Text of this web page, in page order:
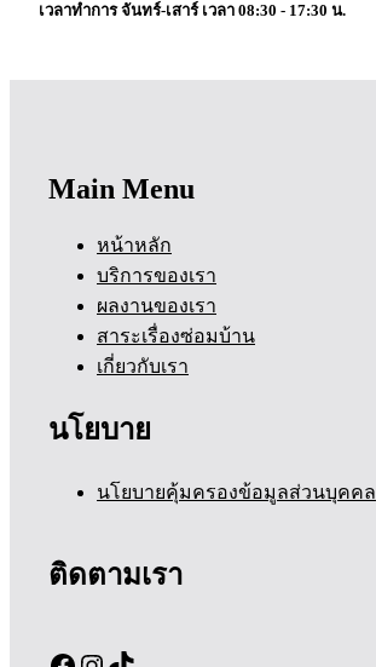
เวลาทำการ จันทร์-เสาร์ เวลา 08:30 - 17:30 น.
Main Menu
หน้าหลัก
บริการของเรา
ผลงานของเรา
สาระเรื่องซ่อมบ้าน
เกี่ยวกับเรา
นโยบาย
นโยบายคุ้มครองข้อมูลส่วนบุคคล
ติดตามเรา